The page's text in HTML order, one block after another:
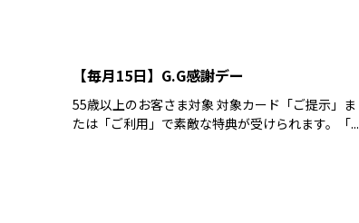
【毎月15日】G.G感謝デー
55歳以上のお客さま対象 対象カード「ご提示」ま
たは「ご利用」で素敵な特典が受けられます。「...